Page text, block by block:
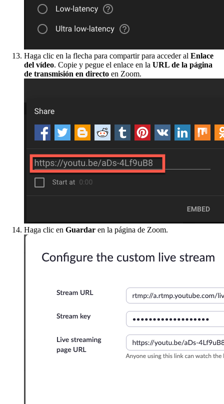
Haga clic en la flecha para compartir para acceder al Enlace
del vídeo. Copie y pegue el enlace en la URL de la página
de transmisión en directo en Zoom.
Haga clic en Guardar en la página de Zoom.